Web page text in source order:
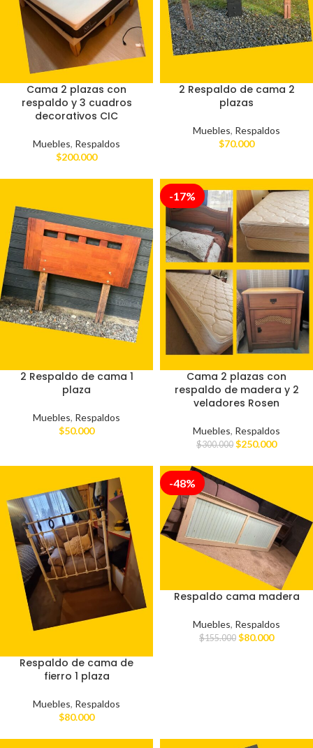
Cama 2 plazas con
respaldo y 3 cuadros
decorativos CIC
Muebles, Respaldos
$200.000
2 Respaldo de cama 2
plazas
Muebles, Respaldos
$70.000
2 Respaldo de cama 1
plaza
Muebles, Respaldos
$50.000
-17%
Cama 2 plazas con
respaldo de madera y 2
veladores Rosen
Muebles, Respaldos
$300.000 $250.000
Respaldo de cama de
fierro 1 plaza
Muebles, Respaldos
$80.000
-48%
Respaldo cama madera
Muebles, Respaldos
$155.000 $80.000